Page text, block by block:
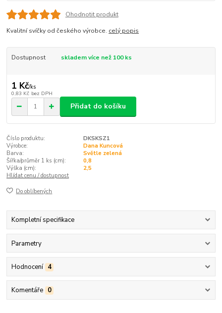
Ohodnotit produkt
Kvalitní svíčky od českého výrobce. celý popis
Dostupnost skladem více než 100 ks
1 Kč/ks
0,83 Kč bez DPH
Přidat do košíku
Číslo produktu:
DKSKSZ1
Výrobce:
Dana Kuncová
Barva:
Světle zelená
Šířka/průměr 1 ks (cm):
0,8
Výška (cm):
2,5
Hlídat cenu / dostupnost
Do oblíbených
Kompletní specifikace
Parametry
Hodnocení 4
Komentáře 0